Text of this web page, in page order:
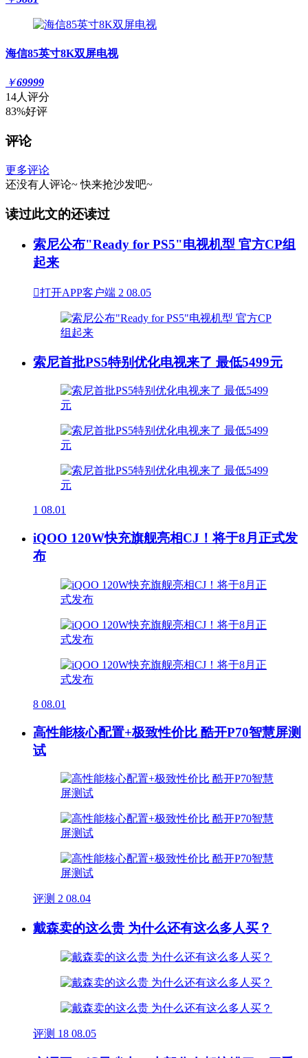
海信85英寸8K双屏电视
￥69999
14人评分
83%好评
评论
更多评论
还没有人评论~ 快来抢沙发吧~
读过此文的还读过
索尼公布"Ready for PS5"电视机型 官方CP组
起来
打开APP客户端 2 08.05
索尼首批PS5特别优化电视来了 最低5499元
1 08.01
iQOO 120W快充旗舰亮相CJ！将于8月正式发
布
8 08.01
高性能核心配置+极致性价比 酷开P70智慧屏测
试
评测 2 08.04
戴森卖的这么贵 为什么还有这么多人买？
评测 18 08.05